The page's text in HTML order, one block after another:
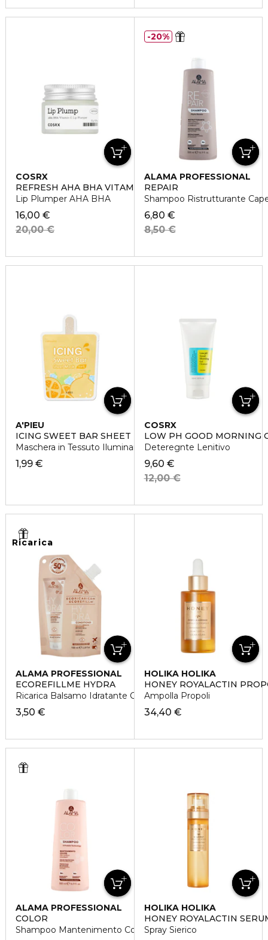
COSRX
REFRESH AHA BHA VITAMIN C LIP PLUMPER
Lip Plumper AHA BHA
16,00 €
20,00 €
ALAMA PROFESSIONAL
REPAIR
Shampoo Ristrutturante
6,80 €
8,50 €
20%
A'PIEU
ICING SWEET BAR SHEET MASK
Maschera in Tessuto Iluminante al Mandarino
1,99 €
COSRX
LOW PH GOOD MORNING
Deteregnte Lenitivo
9,60 €
12,00 €
Ricarica
ALAMA PROFESSIONAL
ECOREFILLME HYDRA
Ricarica Balsamo Idratante Capelli Secchi
3,50 €
HOLIKA HOLIKA
HONEY ROYALACTIN
Ampolla Propoli
34,40 €
ALAMA PROFESSIONAL
COLOR
Shampoo Mantenimento Colore per Capelli Colorati
HOLIKA HOLIKA
HONEY ROYALACTIN
Spray Sierico